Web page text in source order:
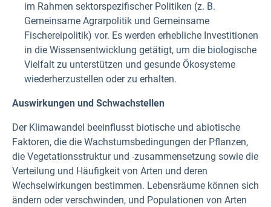
im Rahmen sektorspezifischer Politiken (z. B.
Gemeinsame Agrarpolitik und Gemeinsame
Fischereipolitik) vor. Es werden erhebliche Investitionen
in die Wissensentwicklung getätigt, um die biologische
Vielfalt zu unterstützen und gesunde Ökosysteme
wiederherzustellen oder zu erhalten.
Auswirkungen und Schwachstellen
Der Klimawandel beeinflusst biotische und abiotische
Faktoren, die die Wachstumsbedingungen der Pflanzen,
die Vegetationsstruktur und -zusammensetzung sowie die
Verteilung und Häufigkeit von Arten und deren
Wechselwirkungen bestimmen. Lebensräume können sich
ändern oder verschwinden, und Populationen von Arten